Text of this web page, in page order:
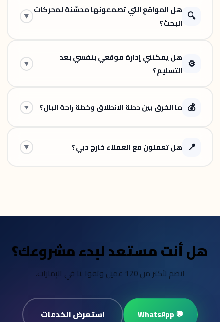
🔍 هل المواقع التي تصممونها محسّنة لمحركات
البحث؟
▼
⚙️ هل يمكنني إدارة موقعي بنفسي بعد
التسليم؟
▼
💰 ما الفرق بين خطة الانطلاق وخطة راحة البال؟ ▼
📍 هل تعملون مع العملاء خارج دبي؟ ▼
هل أنت مستعد لبدء مشروعك؟
انضم لأكثر من 120 عميل وثقوا بنا في الإمارات.
💬 WhatsApp استعرض الخدمات